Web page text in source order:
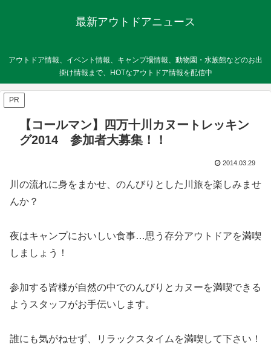
最新アウトドアニュース
アウトドア情報、イベント情報、キャンプ場情報、動物園・水族館などのお出
掛け情報まで、HOTなアウトドア情報を配信中
PR
【コールマン】四万十川カヌートレッキン
グ2014 参加者大募集！！
2014.03.29
川の流れに身をまかせ、のんびりとした川旅を楽しみませ
んか？
夜はキャンプにおいしい食事…思う存分アウトドアを満喫
しましょう！
参加する皆様が自然の中でのんびりとカヌーを満喫できる
ようスタッフがお手伝いします。
誰にも気がねせず、リラックスタイムを満喫して下さい！